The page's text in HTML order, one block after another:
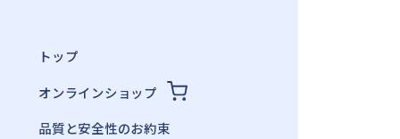
トップ
オンラインショップ
品質と安全性のお約束Inquiry